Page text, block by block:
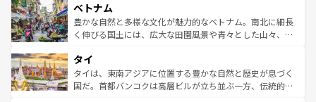
参照してほしい。
容にもいいと評判のスイーツなど、バラエティ豊かな料理
が味わえる。 なお、新着の台湾情報は コンテンツ一覧を参
照してほしい。
き、地方に足を延ばせば四季折々の自然美を楽しむことが
できる。そして、キムチや焼肉、絶品のストリートフード
まで、さまざまな韓国料理が待っている。夜には、韓国な
リティに包まれながら、韓国の多彩な魅力を心ゆくまで味
わってみてほしい。 なお、新着の韓国情報はコンテンツ一
覧を参照してほしい。
ベトナム
豊かな自然と多様な文化が魅力的なベトナム。南北に細長
く伸びる国土には、広大な田園風景や青々とした山々、世
急速な発展と共に伝統が息づく。ハノイの古い町並みやホ
ーチミン市のフランス統治時代の建物も、独特の雰囲気を
醸し出している。また、バラエティの豊かさとおいしさで
タイ
タイは、東南アジアに位置する豊かな自然と歴史が息づく
国だ。首都バンコクは高層ビルが立ち並ぶ一方、伝統的な